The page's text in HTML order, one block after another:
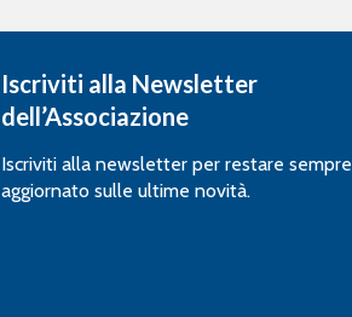
Iscriviti alla Newsletter
dell’Associazione
Iscriviti alla newsletter per restare sempre
aggiornato sulle ultime novità.